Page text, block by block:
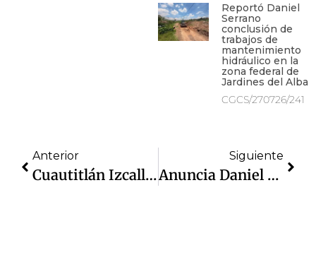
Reportó Daniel
Serrano
conclusión de
trabajos de
mantenimiento
hidráulico en la
zona federal de
Jardines del Alba
CGCS/270726/241
Anterior
Cuautitlán Izcalli Fortalece El Mantenimiento Vial Con Más De 6 Mil Toneladas De Mezcla Asfáltica Aplicadas En 2026
Siguiente
Anuncia Daniel Serrano Reactivación De 7 Pozos: 15.5 Millones De Litros Diarios Recuperados, Para Más De 106 Mil Habitantes